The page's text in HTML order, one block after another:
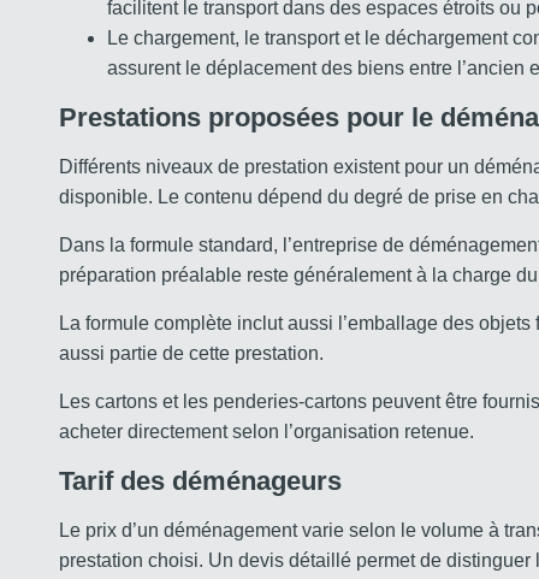
facilitent le transport dans des espaces étroits ou
Le chargement, le transport et le déchargement
assurent le déplacement des biens entre l’ancien
Prestations proposées pour le
Différents niveaux de prestation existent pour un
disponible. Le contenu dépend du degré de prise en
Dans la formule standard, l’entreprise de
préparation préalable reste généralement à la charge
La formule complète inclut aussi l’emballage des
aussi partie de cette prestation.
Les cartons et les penderies-cartons peuvent être
acheter directement selon l’organisation retenue.
Tarif des déménageurs
Le prix d’un déménagement varie selon le volume à
prestation choisi. Un devis détaillé permet de